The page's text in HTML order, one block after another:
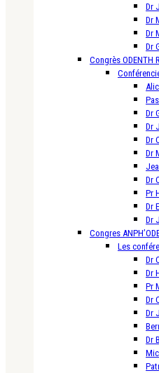
Dr
Dr
Dr
Dr
Congrès ODENTH
Dr
Dr
Dr
Dr
Dr
Pr
Dr
Dr
Congres
Les
Dr
Dr
Pr
Dr
Dr
Dr